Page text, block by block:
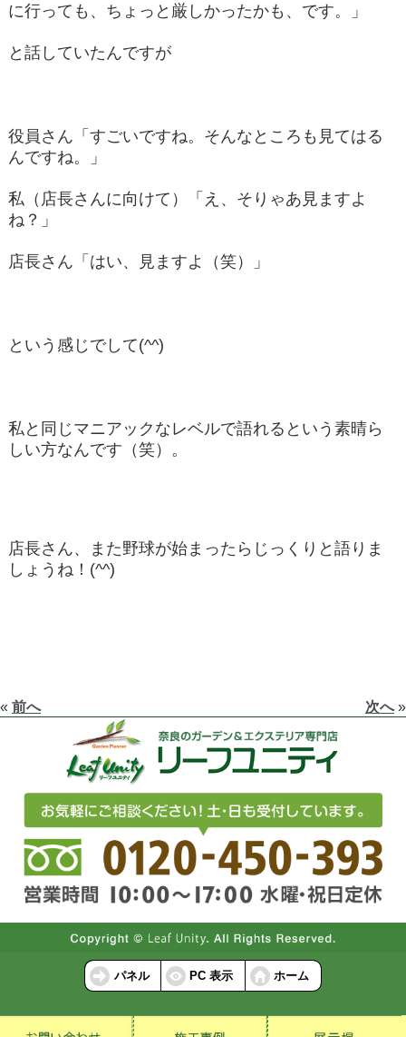
に行っても、ちょっと厳しかったかも、です。」
と話していたんですが
役員さん「すごいですね。そんなところも見てはる
んですね。」
私（店長さんに向けて）「え、そりゃあ見ますよ
ね？」
店長さん「はい、見ますよ（笑）」
という感じでして(^^)
私と同じマニアックなレベルで語れるという素晴ら
しい方なんです（笑）。
店長さん、また野球が始まったらじっくりと語りま
しょうね！(^^)
« 前へ 次へ»
パネル PC 表示 ホーム